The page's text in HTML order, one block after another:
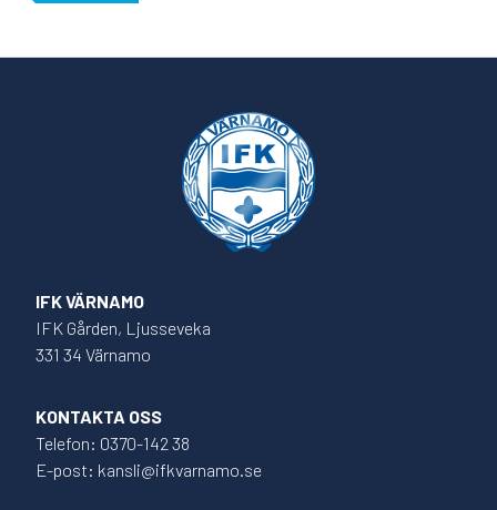
IFK VÄRNAMO
IFK Gården, Ljusseveka
331 34 Värnamo
KONTAKTA OSS
Telefon: 0370-142 38
E-post: kansli@ifkvarnamo.se